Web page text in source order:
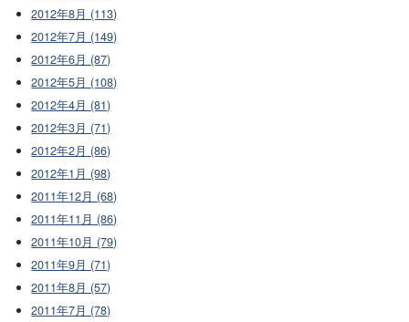
2012年8月 (113)
2012年7月 (149)
2012年6月 (87)
2012年5月 (108)
2012年4月 (81)
2012年3月 (71)
2012年2月 (86)
2012年1月 (98)
2011年12月 (68)
2011年11月 (86)
2011年10月 (79)
2011年9月 (71)
2011年8月 (57)
2011年7月 (78)